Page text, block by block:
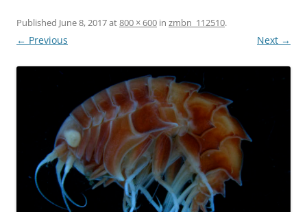
Published June 8, 2017at800 × 600 in zmbn_112510.
← Previous Next →